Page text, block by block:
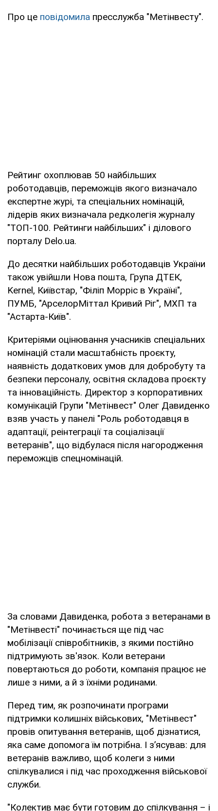
Про це повідомила пресслужба "Метінвесту".
Рейтинг охоплював 50 найбільших
роботодавців, переможців якого визначало
експертне журі, та спеціальних номінацій,
лідерів яких визначала редколегія журналу
"ТОП-100. Рейтинги найбільших" і ділового
порталу Delo.ua.
До десятки найбільших роботодавців України
також увійшли Нова пошта, Група ДТЕК,
Kernel, Київстар, "Філіп Морріс в Україні",
ПУМБ, "АрселорМіттал Кривий Ріг", МХП та
"Астарта-Київ".
Критеріями оцінювання учасників спеціальних
номінацій стали масштабність проєкту,
наявність додаткових умов для добробуту та
безпеки персоналу, освітня складова проєкту
та інноваційність. Директор з корпоративних
комунікацій Групи "Метінвест" Олег Давиденко
взяв участь у панелі "Роль роботодавця в
адаптації, реінтеграції та соціалізації
ветеранів", що відбулася після нагородження
переможців спецномінацій.
За словами Давиденка, робота з ветеранами в
"Метінвесті" починається ще під час
мобілізації співробітників, з якими постійно
підтримують зв'язок. Коли ветерани
повертаються до роботи, компанія працює не
лише з ними, а й з їхніми родинами.
Перед тим, як розпочинати програми
підтримки колишніх військових, "Метінвест"
провів опитування ветеранів, щоб дізнатися,
яка саме допомога їм потрібна. І з’ясував: для
ветеранів важливо, щоб колеги з ними
спілкувалися і під час проходження військової
служби.
"Колектив має бути готовим до спілкування – і